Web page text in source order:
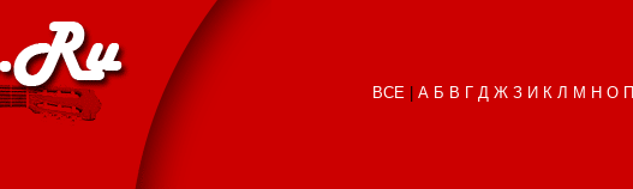
ВСЕ| А Б В Г Д Ж З И К Л М Н О П